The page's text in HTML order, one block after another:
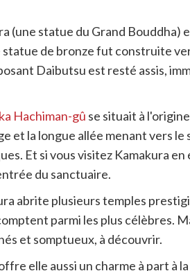
(une statue du Grand Bouddha)
de bronze fut construite
Daibutsu est resté assis,
Hachiman-gû se situait à
et la longue allée menant vers
Et si vous visitez Kamakura en
du sanctuaire.
abrite plusieurs temples
parmi les plus célèbres.
et somptueux, à découvrir.
elle aussi un charme à part à